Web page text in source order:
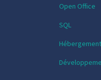
Open Office
SQL